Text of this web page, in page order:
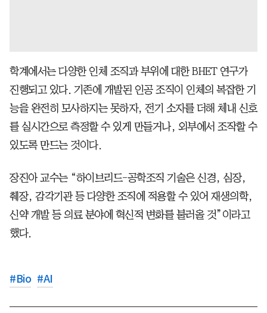
학계에서는 다양한 인체 조직과 부위에 대한 BHET 연구가
진행되고 있다. 기존에 개발된 인공 조직이 인체의 복잡한 기
능을 완전히 모사하지는 못하자, 전기 소자를 더해 체내 신호
를 실시간으로 측정할 수 있게 만들거나, 외부에서 조작할 수
있도록 만드는 것이다.
장진아 교수는 “하이브리드-공학조직 기술은 신경, 심장,
췌장, 감각기관 등 다양한 조직에 적용할 수 있어 재생의학,
신약 개발 등 의료 분야에 혁신적 변화를 불러올 것”이라고
했다.
#Bio #AI